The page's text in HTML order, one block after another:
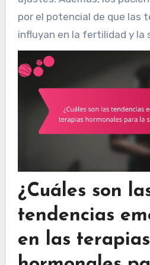
por el potencial de que las
influyan en la fertilidad y la
¿Cuáles son
tendencias
en las terapias